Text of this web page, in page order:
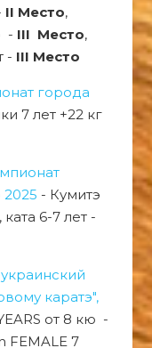
II Место,
- III Место,
- III Место
города
7 лет +22 кг
2025 - Кумитэ
, ката 6-7 лет -
каратэ",
от 8 кю -
FEMALE 7